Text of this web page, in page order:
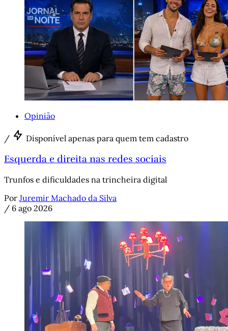
Opinião
/ Disponível apenas para quem tem cadastro
Esquerda e direita nas redes sociais
Trunfos e dificuldades na trincheira digital
Por Juremir Machado da Silva
/ 6 ago 2026